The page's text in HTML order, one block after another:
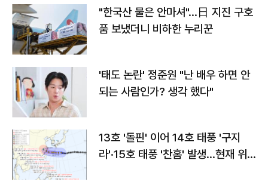
"한국산 물은 안마셔"…日 지진 구호
품 보냈더니 비하한 누리꾼
'태도 논란' 정준원 "난 배우 하면 안
되는 사람인가? 생각 했다"
13호 '돌핀' 이어 14호 태풍 '구지
라'·15호 태풍 '찬홈' 발생…현재 위